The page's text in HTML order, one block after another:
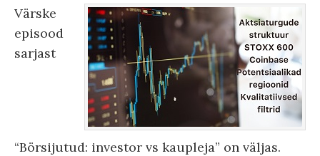
Värske
episood
sarjast
“Börsijutud: investor vs kaupleja” on väljas.